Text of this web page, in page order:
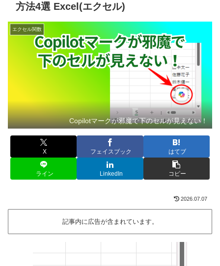
方法4選 Excel(エクセル)
エクセル関数
Copilotマークが邪魔で下のセルが見えない！
X フェイスブック はてブ
ライン LinkedIn コピー
2026.07.07
記事内に広告が含まれています。